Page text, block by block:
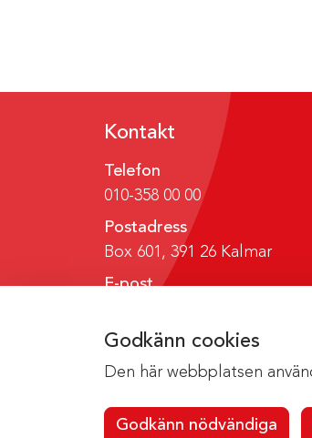
Godkänn cookies
Den här webbplatsen
Godkänn nödvändiga
Kontakt
Telefon
010-358 00 00
Postadress
Box 601, 391 26 Kalmar
E-post